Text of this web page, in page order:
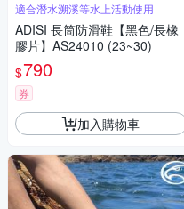
適合潛水溯溪等水上活動使用
ADISI 長筒防滑鞋【黑色/長橡
膠片】AS24010 (23~30)
$790
券
加入購物車